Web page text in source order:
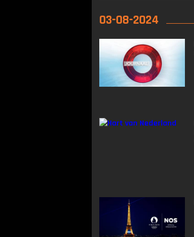
03-08-2024